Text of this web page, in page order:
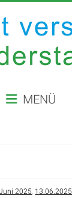
MENÜ
2025, 13.06.2025